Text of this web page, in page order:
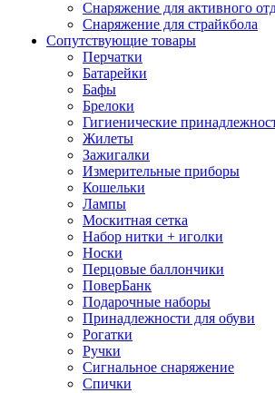
Снаряжение для активного
Снаряжение для страйкбола
Сопутствующие товары
Перчатки
Батарейки
Бафы
Брелоки
Гигиенические
Жилеты
Зажигалки
Измерительные приборы
Кошельки
Лампы
Москитная сетка
Набор нитки + иголки
Носки
Перцовые баллончики
ПоверБанк
Подарочные наборы
Принадлежности для обуви
Рогатки
Ручки
Сигнальное снаряжение
Спички